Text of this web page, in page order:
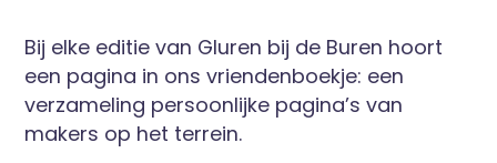
Bij elke editie van Gluren bij de Buren hoort
een pagina in ons vriendenboekje: een
verzameling persoonlijke pagina’s van
makers op het terrein.